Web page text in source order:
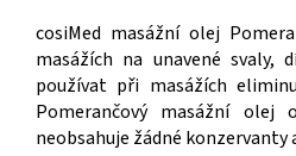
cosiMed masážní olej
masážích na unavené svaly,
používat při masážích
Pomerančový masážní olej
neobsahuje žádné konzervanty